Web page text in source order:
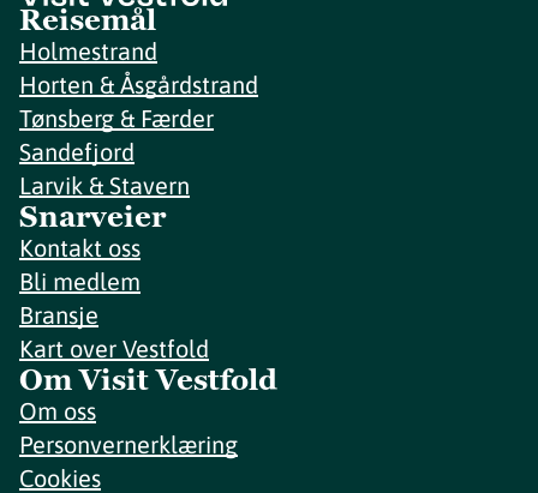
Reisemål
Holmestrand
Horten & Åsgårdstrand
Tønsberg & Færder
Sandefjord
Larvik & Stavern
Snarveier
Kontakt oss
Bli medlem
Bransje
Kart over Vestfold
Om Visit Vestfold
Om oss
Personvernerklæring
Cookies